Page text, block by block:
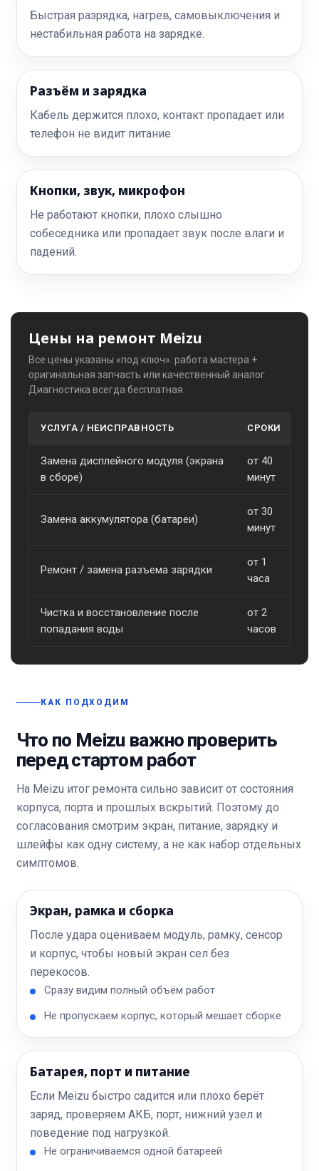
Быстрая разрядка, нагрев, самовыключения и
нестабильная работа на зарядке.
Разъём и зарядка
Кабель держится плохо, контакт пропадает или
телефон не видит питание.
Кнопки, звук, микрофон
Не работают кнопки, плохо слышно
собеседника или пропадает звук после влаги и
падений.
Цены на ремонт Meizu
Все цены указаны «под ключ»: работа мастера +
оригинальная запчасть или качественный аналог.
Диагностика всегда бесплатная.
УСЛУГА / НЕИСПРАВНОСТЬ СРОКИ
Замена дисплейного модуля (экрана
в сборе)
от 40
минут
Замена аккумулятора (батареи)
от 30
минут
Ремонт / замена разъема зарядки
от 1
часа
Чистка и восстановление после
попадания воды
от 2
часов
КАК ПОДХОДИМ
Что по Meizu важно проверить
перед стартом работ
На Meizu итог ремонта сильно зависит от состояния
корпуса, порта и прошлых вскрытий. Поэтому до
согласования смотрим экран, питание, зарядку и
шлейфы как одну систему, а не как набор отдельных
симптомов.
Экран, рамка и сборка
После удара оцениваем модуль, рамку, сенсор
и корпус, чтобы новый экран сел без
перекосов.
Сразу видим полный объём работ
Не пропускаем корпус, который мешает сборке
Батарея, порт и питание
Если Meizu быстро садится или плохо берёт
заряд, проверяем АКБ, порт, нижний узел и
поведение под нагрузкой.
Не ограничиваемся одной батареей